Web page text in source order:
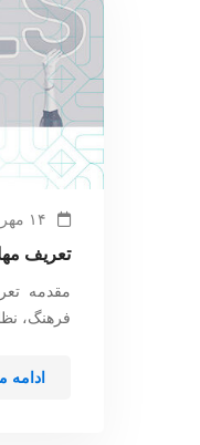
۱۴ مهر ۱۴۰۳
تعریف
مقدمه
فرهنگ،